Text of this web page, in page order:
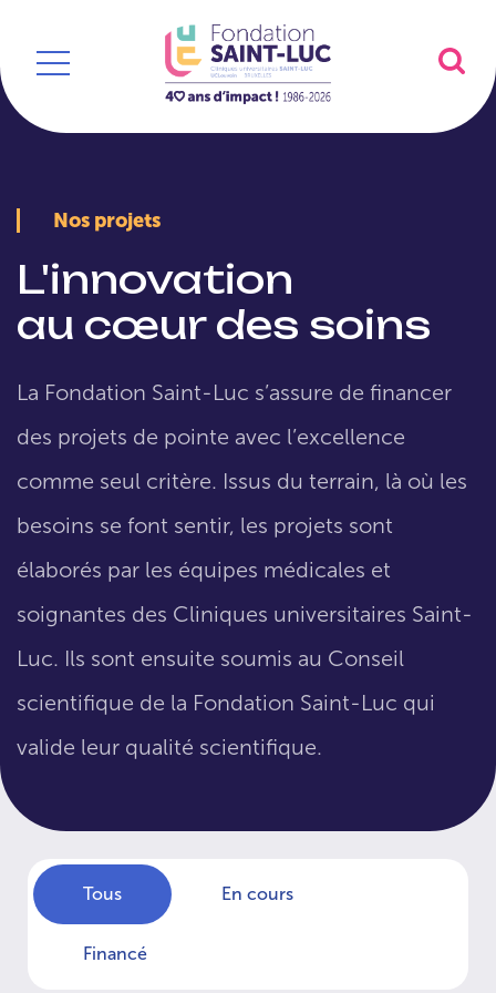
Nos projets
L'innovation
au cœur des soins
La Fondation Saint-Luc s’assure de financer
des projets de pointe avec l’excellence
comme seul critère. Issus du terrain, là où les
besoins se font sentir, les projets sont
élaborés par les équipes médicales et
soignantes des Cliniques universitaires Saint-
Luc. Ils sont ensuite soumis au Conseil
scientifique de la Fondation Saint-Luc qui
valide leur qualité scientifique.
Tous En cours
Financé